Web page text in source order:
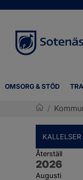
OMSORG & STÖD
/
KALLELSER
Återställ
År:
2026
Augusti